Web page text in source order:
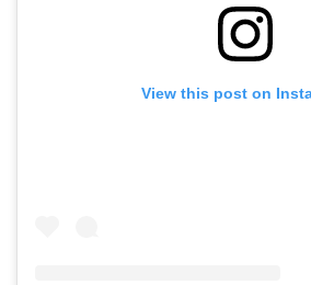
View this post on